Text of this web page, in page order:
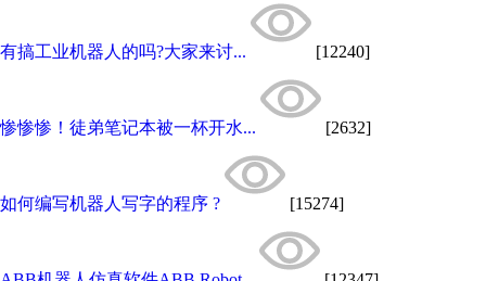
有搞工业机器人的吗?大家来讨... [12240]
惨惨惨！徒弟笔记本被一杯开水... [2632]
如何编写机器人写字的程序 ? [15274]